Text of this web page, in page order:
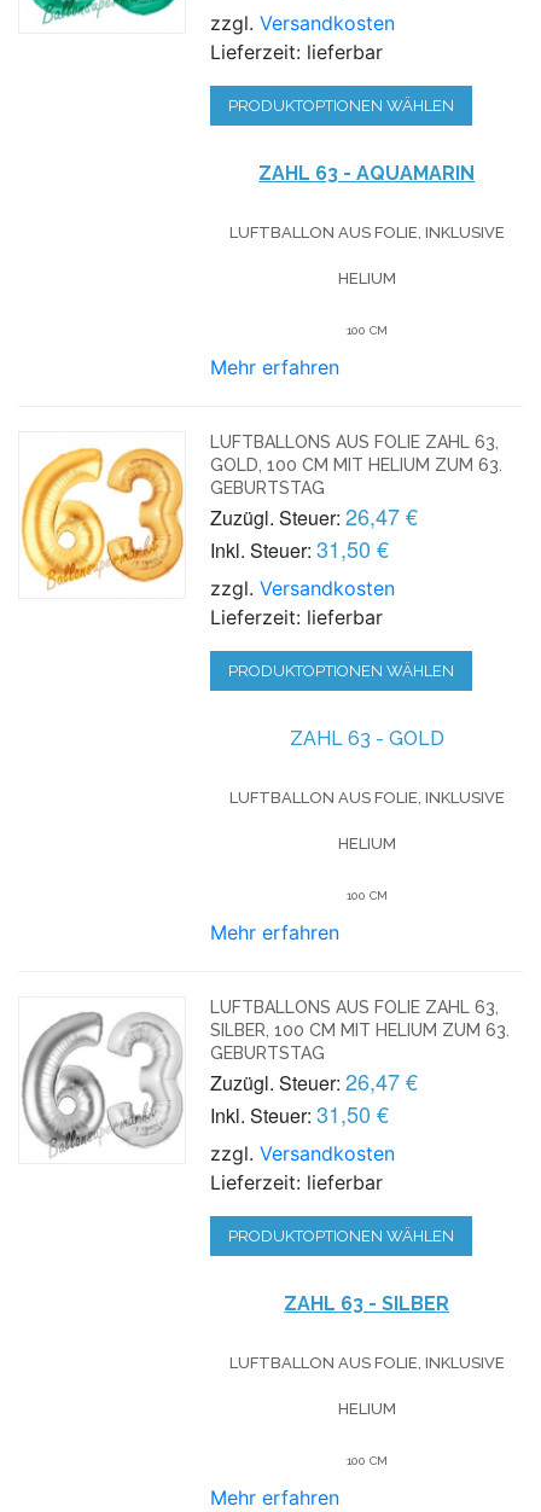
zzgl.Versandkosten
Lieferzeit: lieferbar
PRODUKTOPTIONEN WÄHLEN
ZAHL 63 - AQUAMARIN
LUFTBALLON AUS FOLIE, INKLUSIVE
HELIUM
100 CM
Mehr erfahren
LUFTBALLONS AUS FOLIE ZAHL 63,
GOLD, 100 CM MIT HELIUM ZUM 63.
GEBURTSTAG
Zuzügl. Steuer: 26,47 €
Inkl. Steuer: 31,50 €
zzgl.Versandkosten
Lieferzeit: lieferbar
PRODUKTOPTIONEN WÄHLEN
ZAHL 63 - GOLD
LUFTBALLON AUS FOLIE, INKLUSIVE
HELIUM
100 CM
Mehr erfahren
LUFTBALLONS AUS FOLIE ZAHL 63,
SILBER, 100 CM MIT HELIUM ZUM 63.
GEBURTSTAG
Zuzügl. Steuer: 26,47 €
Inkl. Steuer: 31,50 €
zzgl.Versandkosten
Lieferzeit: lieferbar
PRODUKTOPTIONEN WÄHLEN
ZAHL 63 - SILBER
LUFTBALLON AUS FOLIE, INKLUSIVE
HELIUM
100 CM
Mehr erfahren